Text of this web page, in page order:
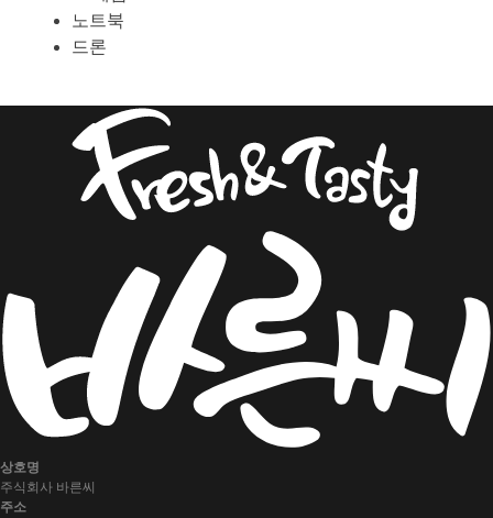
노트북
드론
상호명
주식회사 바른씨
주소